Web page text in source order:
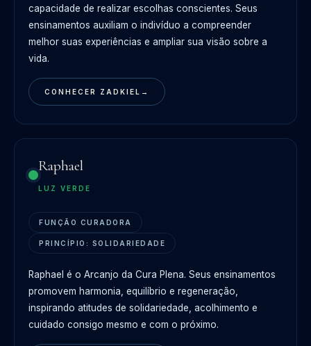
capacidade de realizar escolhas conscientes. Seus
ensinamentos auxiliam o indivíduo a compreender
melhor suas experiências e ampliar sua visão sobre a
vida.
CONHECER ZADKIEL →
Raphael
LUZ VERDE
FUNÇÃO CURADORA
PRINCÍPIO: SOLIDARIEDADE
Raphael é o Arcanjo da Cura Plena. Seus ensinamentos
promovem harmonia, equilíbrio e regeneração,
inspirando atitudes de solidariedade, acolhimento e
cuidado consigo mesmo e com o próximo.